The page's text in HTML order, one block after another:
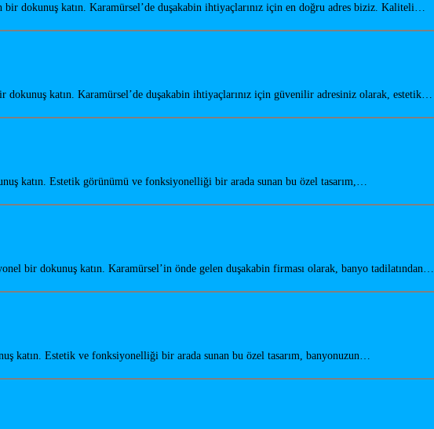
dokunuş katın. Karamürsel’de duşakabin ihtiyaçlarınız için en doğru adres biziz. Kaliteli…
katın. Karamürsel’de duşakabin ihtiyaçlarınız için güvenilir adresiniz olarak, estetik…
katın. Estetik görünümü ve fonksiyonelliği bir arada sunan bu özel tasarım,…
bir dokunuş katın. Karamürsel’in önde gelen duşakabin firması olarak, banyo tadilatından…
katın. Estetik ve fonksiyonelliği bir arada sunan bu özel tasarım, banyonuzun…